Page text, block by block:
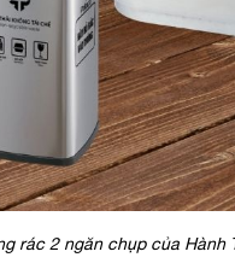
rác 2 ngăn chụp của Hành